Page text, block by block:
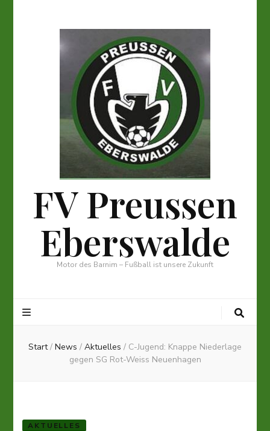
FV Preussen
Eberswalde
Motor des Barnim – Fußball ist unsere Zukunft
Start / News / Aktuelles / C-Jugend: Knappe Niederlage
gegen SG Rot-Weiss Neuenhagen
AKTUELLES